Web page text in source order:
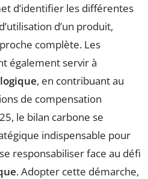
d’identifier les différentes
d’un produit,
complète. Les
également servir à
, en contribuant au
de compensation
le bilan carbone se
indispensable pour
responsabiliser face au défi
. Adopter cette démarche,